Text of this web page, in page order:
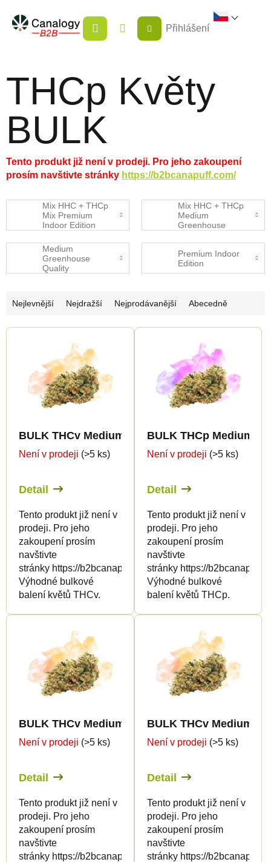
obsah
NÁKUPNÍ
KOŠÍK
Přihlášení
THCp Květy
BULK
Tento produkt již není v prodeji. Pro jeho zakoupení
prosím navštivte stránky https://b2bcanapuff.com/
Mix HHC + THCp
Mix Premium
Indoor Edition
Mix HHC + THCp
Medium
Greenhouse
Medium
Greenhouse
Quality
Premium Indoor
Edition
Ř
z
Nejlevnější Nejdražší Nejprodávanější Abecedně
V
BULK THCv Medium Greenhouse Quality 5%
Není v prodeji (>5 ks)
Detail
Tento produkt již není v
prodeji. Pro jeho
zakoupení prosím
navštivte
stránky https://b2bcanapuff.com/
Výhodné bulkové
balení květů THCv.
BULK THCp Medium
Není v prodeji (>5 ks)
Detail
Tento produkt již není v
prodeji. Pro jeho
zakoupení prosím
navštivte
stránky https://
Výhodné bulkové
balení květů THCp.
BULK THCv Medium Greenhouse Quality 8%
Není v prodeji (>5 ks)
Detail
Tento produkt již není v
prodeji. Pro jeho
zakoupení prosím
navštivte
stránky https://b2bcanapuff.com/
BULK THCv Medium
Není v prodeji (>5 ks)
Detail
Tento produkt již není v
prodeji. Pro jeho
zakoupení prosím
navštivte
stránky https://